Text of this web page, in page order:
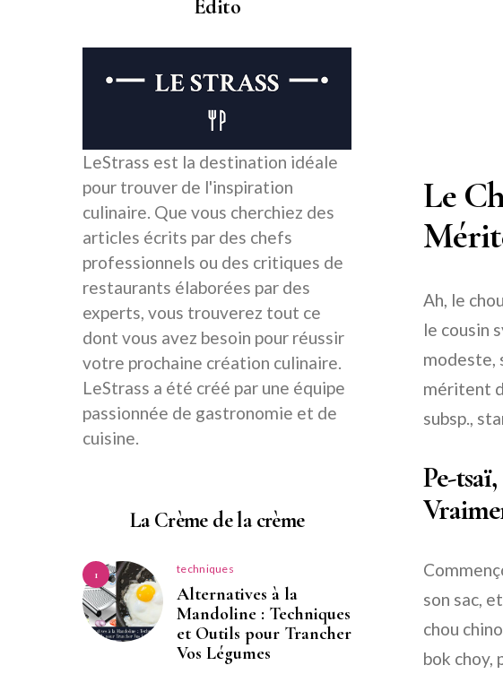
Le
Ah, le
le cousin
modeste,
méritent
subsp.,
Pe-
son sac,
chou
bok choy,
Edito
LeStrass est la destination idéale
pour trouver de l'inspiration
culinaire. Que vous cherchiez des
articles écrits par des chefs
professionnels ou des critiques de
restaurants élaborées par des
experts, vous trouverez tout ce
dont vous avez besoin pour réussir
votre prochaine création culinaire.
LeStrass a été créé par une équipe
passionnée de gastronomie et de
cuisine.
La Crème de la crème
1 techniques
Alternatives à la
Mandoline : Techniques
et Outils pour Trancher
Vos Légumes